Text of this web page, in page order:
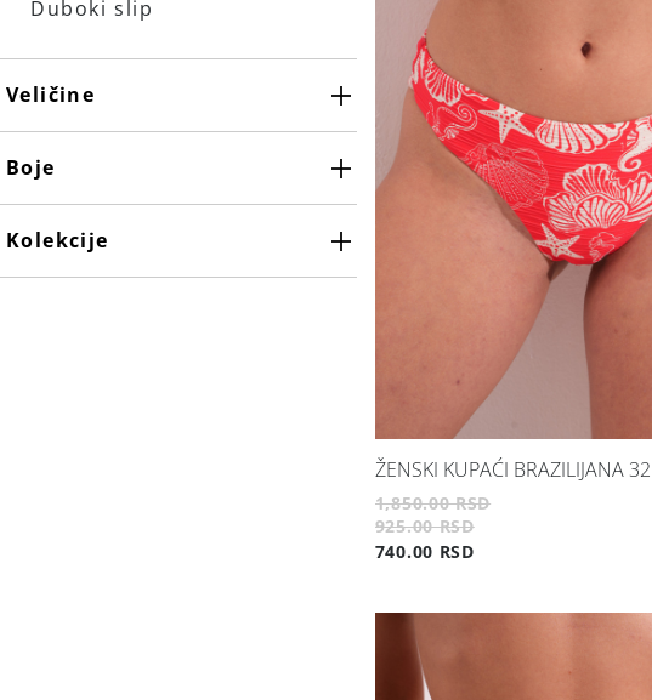
Duboki slip
Veličine
Boje
Kolekcije
ŽENSKI KUPAĆI BRAZILIJANA 32
1,850.00 RSD
925.00 RSD
740.00 RSD